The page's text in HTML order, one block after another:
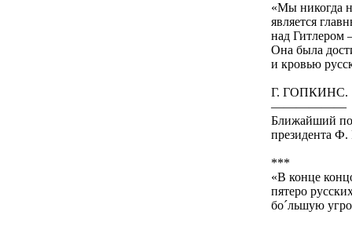
«Мы никогда
является
над Гитлером
Она была
и кровью
Г. ГОПКИНС.
——————
Ближайший
президента Ф.
***
«В конце
пятеро
бо´льшую